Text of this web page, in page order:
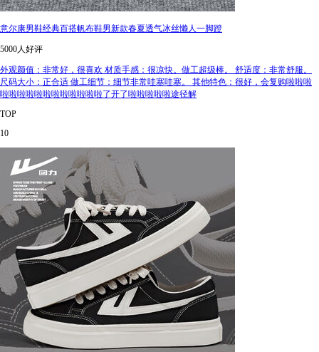
意尔康男鞋经典百搭帆布鞋男新款春夏透气冰丝懒人一脚蹬
5000人好评
外观颜值：非常好，很喜欢 材质手感：很凉快。做工超级棒。 舒适度：非常舒服。
尺码大小：正合适 做工细节：细节非常哇塞哇塞。 其他特色：很好，会复购啦啦啦
啦啦啦啦啦啦啦啦啦啦啦啦了开了啦啦啦啦啦途径解
TOP
10